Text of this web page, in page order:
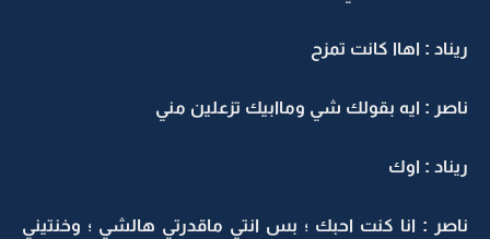
ريناد : اهاا كانت تمزح
ناصر : ايه بقولك شي وماابيك تزعلين مني
ريناد : اوك
ناصر : انا كنت احبك ؛ بس انتي ماقدرتي هالشي ؛ وخنتيني